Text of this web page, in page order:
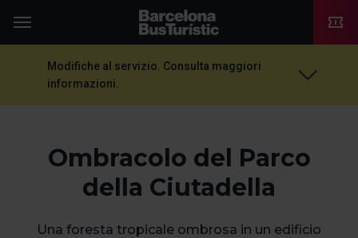
TMB-OCI
Modifiche al servizio. Consulta maggiori
informazioni.
Ombracolo del Parco
della Ciutadella
Una foresta tropicale ombrosa in un edificio